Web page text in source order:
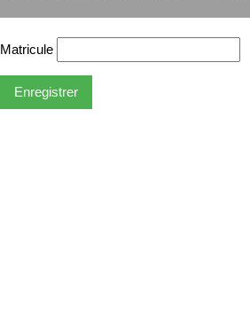
Matricule
Enregistrer